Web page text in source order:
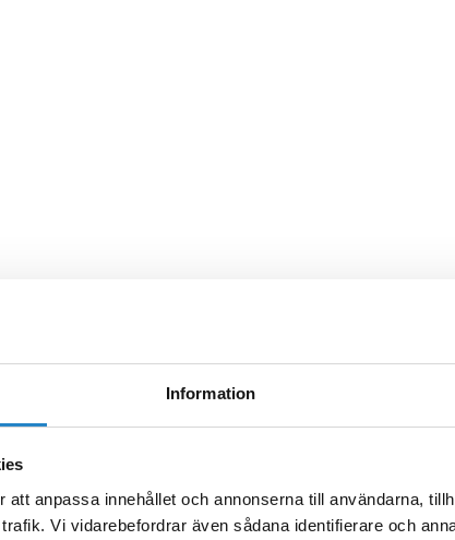
Information
att anpassa innehållet och annonserna till användarna,
Vi vidarebefordrar även sådana identifierare och